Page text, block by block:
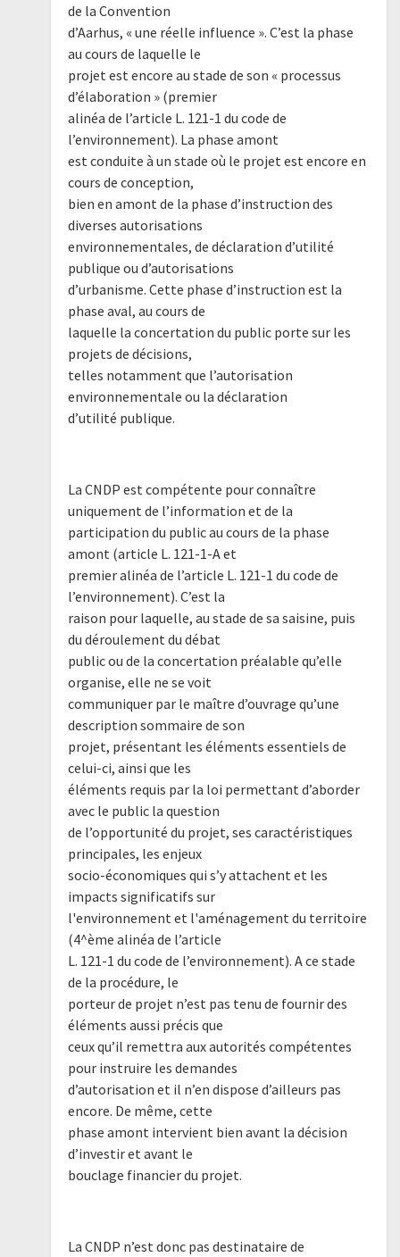
de la Convention
d’Aarhus, « une réelle influence ». C’est la phase
au cours de laquelle le
projet est encore au stade de son « processus
d’élaboration » (premier
alinéa de l’article L. 121-1 du code de
l’environnement). La phase amont
est conduite à un stade où le projet est encore en
cours de conception,
bien en amont de la phase d’instruction des
diverses autorisations
environnementales, de déclaration d’utilité
publique ou d’autorisations
d’urbanisme. Cette phase d’instruction est la
phase aval, au cours de
laquelle la concertation du public porte sur les
projets de décisions,
telles notamment que l’autorisation
environnementale ou la déclaration
d’utilité publique.
La CNDP est compétente pour connaître
uniquement de l’information et de la
participation du public au cours de la phase
amont (article L. 121-1-A et
premier alinéa de l’article L. 121-1 du code de
l’environnement). C’est la
raison pour laquelle, au stade de sa saisine, puis
du déroulement du débat
public ou de la concertation préalable qu’elle
organise, elle ne se voit
communiquer par le maître d’ouvrage qu’une
description sommaire de son
projet, présentant les éléments essentiels de
celui-ci, ainsi que les
éléments requis par la loi permettant d’aborder
avec le public la question
de l’opportunité du projet, ses caractéristiques
principales, les enjeux
socio-économiques qui s’y attachent et les
impacts significatifs sur
l'environnement et l'aménagement du territoire
(4^ème alinéa de l’article
L. 121-1 du code de l’environnement). A ce stade
de la procédure, le
porteur de projet n’est pas tenu de fournir des
éléments aussi précis que
ceux qu’il remettra aux autorités compétentes
pour instruire les demandes
d’autorisation et il n’en dispose d’ailleurs pas
encore. De même, cette
phase amont intervient bien avant la décision
d’investir et avant le
bouclage financier du projet.
La CNDP n’est donc pas destinataire de